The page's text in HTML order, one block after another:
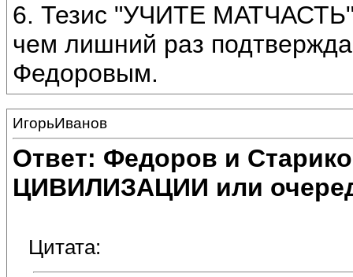
6. Тезис "УЧИТЕ МАТЧАСТЬ"
чем лишний раз
Федоровым.
ИгорьИванов
Ответ: Федоров и
ЦИВИЛИЗАЦИИ или
Цитата: